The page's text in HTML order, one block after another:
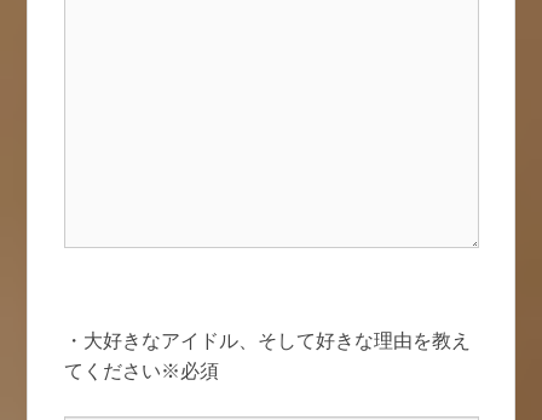
・大好きなアイドル、そして好きな理由を教え
てください※必須